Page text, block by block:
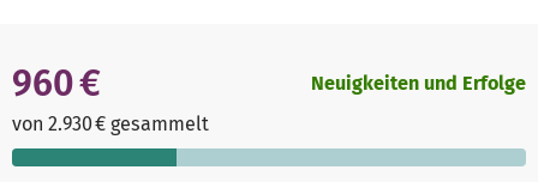
960 €
von 2.930 € gesammelt
Neuigkeiten und Erfolge